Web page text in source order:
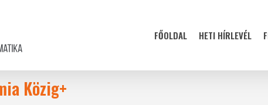
FŐOLDAL HETI HÍRLEVÉL
Közig+